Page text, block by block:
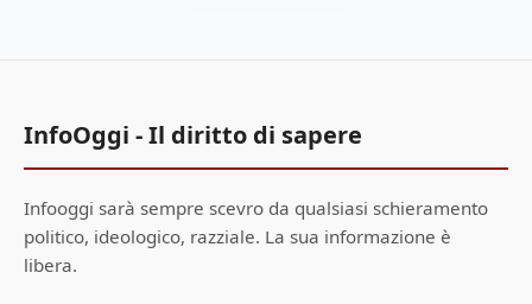
InfoOggi - Il diritto di sapere
Infooggi sarà sempre scevro da qualsiasi schieramento
politico, ideologico, razziale. La sua informazione è
libera.